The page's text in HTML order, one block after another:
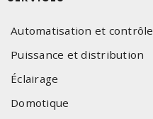
Automatisation et contrôle
Puissance et distribution
Éclairage
Domotique